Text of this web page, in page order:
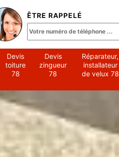
ÊTRE RAPPELÉ
Devis
toiture
78
Devis
zingueur
78
Réparateur,
installateur
de velux 78